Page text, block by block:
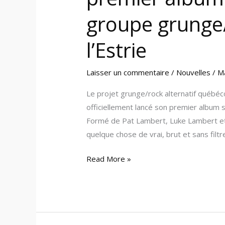
groupe
l’Estrie
Laisser un commentaire / Nouvelles /
Le projet grunge/rock alternatif
officiellement lancé son premier album
Formé de Pat Lambert, Luke Lambert
quelque chose de vrai, brut et sans
Read More »